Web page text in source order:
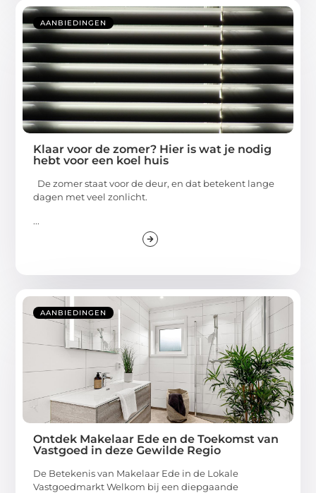
AANBIEDINGEN
Klaar voor de zomer? Hier is wat je nodig
hebt voor een koel huis
De zomer staat voor de deur, en dat betekent lange
dagen met veel zonlicht.
...
AANBIEDINGEN
Ontdek Makelaar Ede en de Toekomst van
Vastgoed in deze Gewilde Regio
De Betekenis van Makelaar Ede in de Lokale
Vastgoedmarkt Welkom bij een diepgaande